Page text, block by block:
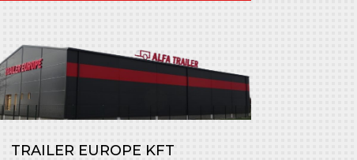
TRAILER EUROPE KFT